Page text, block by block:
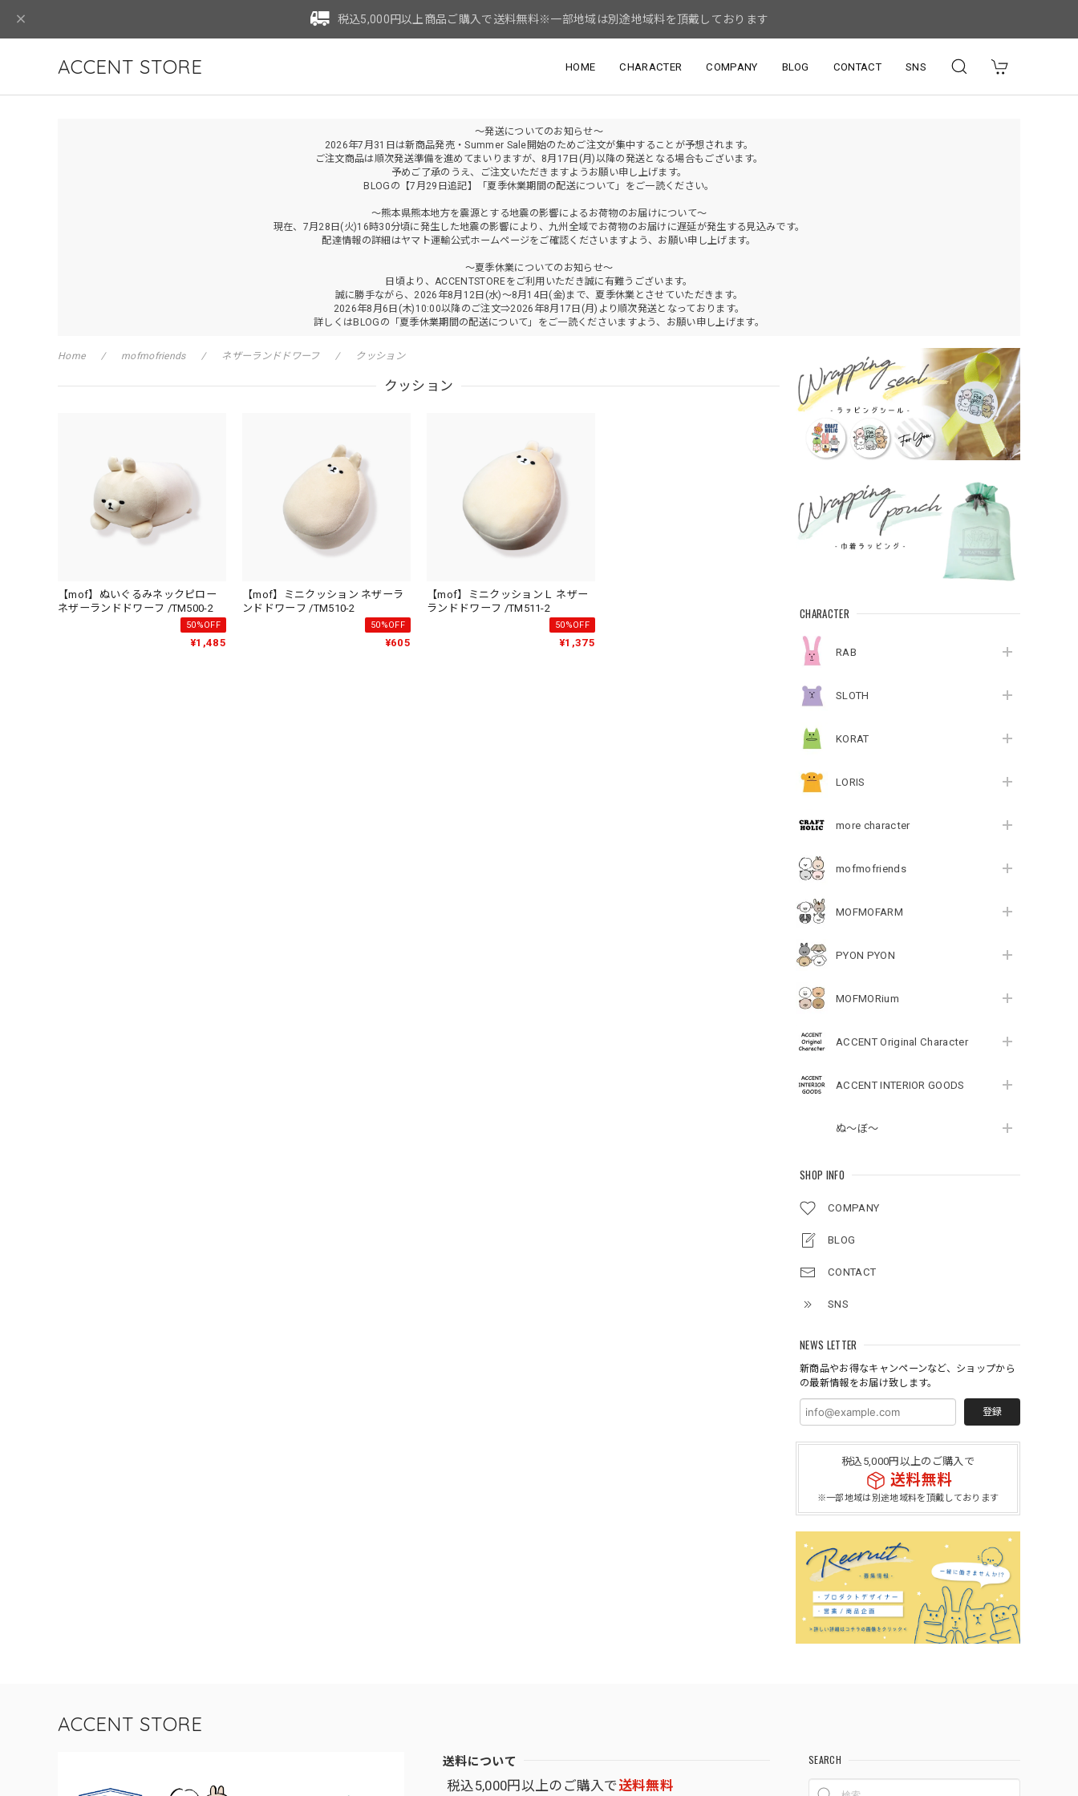
税込5,000円以上商品ご購入で送料無料※一部地域は別途地域料を頂戴しております
ACCENT STORE HOME CHARACTER COMPANY BLOG CONTACT SNS
～発送についてのお知らせ～
2026年7月31日は新商品発売・Summer Sale開始のためご注文が集中することが予想されます。
ご注文商品は順次発送準備を進めてまいりますが、8月17日(月)以降の発送となる場合もございます。
予めご了承のうえ、ご注文いただきますようお願い申し上げます。
BLOGの【7月29日追記】「夏季休業期間の配送について」をご一読ください。
～熊本県熊本地方を震源とする地震の影響によるお荷物のお届けについて～
現在、7月28日(火)16時30分頃に発生した地震の影響により、九州全域でお荷物のお届けに遅延が発生する見込みです。
配達情報の詳細はヤマト運輸公式ホームページをご確認くださいますよう、お願い申し上げます。
～夏季休業についてのお知らせ～
日頃より、ACCENTSTOREをご利用いただき誠に有難うございます。
誠に勝手ながら、2026年8月12日(水)～8月14日(金)まで、夏季休業とさせていただきます。
2026年8月6日(木)10:00以降のご注文⇒2026年8月17日(月)より順次発送となっております。
詳しくはBLOGの「夏季休業期間の配送について」をご一読くださいますよう、お願い申し上げます。
CHARACTER
RAB
SLOTH
KORAT
LORIS
more character
mofmofriends
MOFMOFARM
PYON PYON
MOFMORium
ACCENT Original Character
ACCENT INTERIOR GOODS
ぬ～ぼ～
SHOP INFO
COMPANY
BLOG
CONTACT
SNS
NEWS LETTER
新商品やお得なキャンペーンなど、ショップから
の最新情報をお届け致します。
登録
税込5,000円以上のご購入で
送料無料
※一部地域は別途地域料を頂戴しております
Home mofmofriends ネザーランドドワーフ クッション
クッション
【mof】ぬいぐるみネックピロー
ネザーランドドワーフ /TM500-2
50%OFF
¥1,485
【mof】ミニクッション ネザーラ
ンドドワーフ /TM510-2
50%OFF
¥605
【mof】ミニクッションＬ ネザー
ランドドワーフ /TM511-2
50%OFF
¥1,375
ACCENT STORE
送料について
税込5,000円以上のご購入で送料無料
SEARCH